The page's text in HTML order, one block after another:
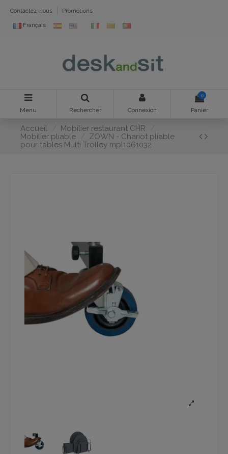
Contactez-nous Promotions
Français
Menu Rechercher Connexion
0
Panier
Accueil
Mobilier restaurant CHR
Mobilier pliable
ZOWN - Chariot pliable
pour tables Multi Trolley mpl1061032